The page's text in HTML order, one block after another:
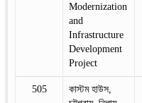
Modernization
and
Infrastructure
Development
Project
505
কাস্টম হাউস,